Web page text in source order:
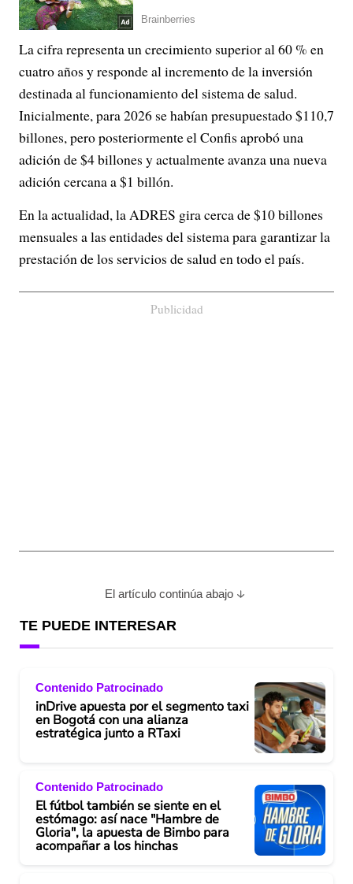
La cifra representa un crecimiento superior al 60 % en
cuatro años y responde al incremento de la inversión
destinada al funcionamiento del sistema de salud.
Inicialmente, para 2026 se habían presupuestado $110,7
billones, pero posteriormente el Confis aprobó una
adición de $4 billones y actualmente avanza una nueva
adición cercana a $1 billón.
En la actualidad, la ADRES gira cerca de $10 billones
mensuales a las entidades del sistema para garantizar la
prestación de los servicios de salud en todo el país.
Publicidad
El artículo continúa abajo
TE PUEDE INTERESAR
Contenido Patrocinado
inDrive apuesta por el segmento taxi
en Bogotá con una alianza
estratégica junto a RTaxi
Contenido Patrocinado
El fútbol también se siente en el
estómago: así nace "Hambre de
Gloria", la apuesta de Bimbo para
acompañar a los hinchas